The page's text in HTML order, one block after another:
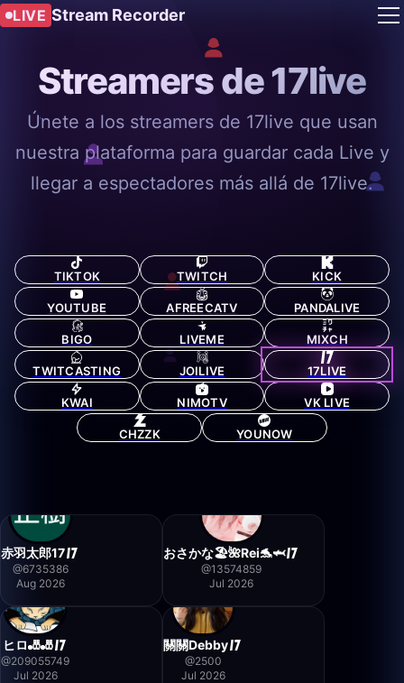
LIVE Stream Recorder
Streamers de 17live
Únete a los streamers de 17live que usan
nuestra plataforma para guardar cada Live y
llegar a espectadores más allá de 17live.
TIKTOK TWITCH KICK
YOUTUBE AFREECATV PANDALIVE
BIGO LIVEME MIXCH
TWITCASTING JOILIVE 17LIVE
KWAI NIMOTV VK LIVE
CHZZK YOUNOW
赤羽太郎17
@6735386
Aug 2026
おさかな🏖🌺Rei🐬🦈
@13574859
Jul 2026
ヒロ🎳🎳
@209055749
Jul 2026
關關Debby
@2500
Jul 2026